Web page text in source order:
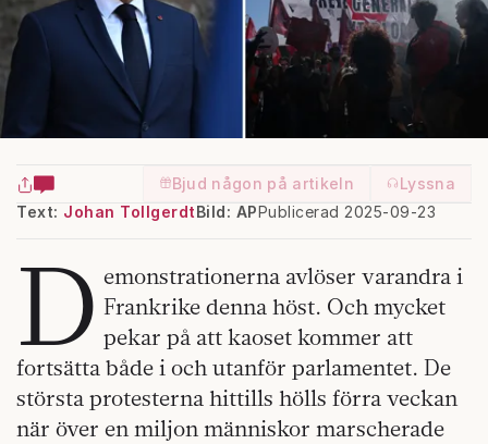
Bjud någon på artikeln
Lyssna
Text: Johan Tollgerdt Publicerad 2025-09-23
Bild: AP
D emonstrationerna avlöser varandra i
Frankrike denna höst. Och mycket
pekar på att kaoset kommer att
fortsätta både i och utanför parlamentet. De
största protesterna hittills hölls förra veckan
när över en miljon människor marscherade